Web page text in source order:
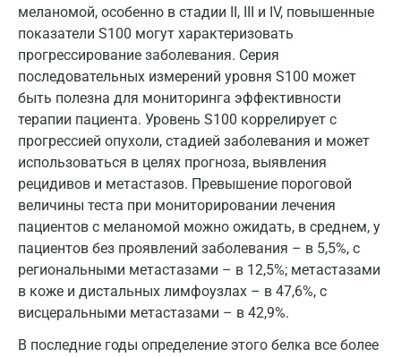
меланомой, особенно в стадии II, III и IV, повышенные
показатели S100 могут характеризовать
прогрессирование заболевания. Серия
последовательных измерений уровня S100 может
быть полезна для мониторинга эффективности
терапии пациента. Уровень S100 коррелирует с
прогрессией опухоли, стадией заболевания и может
использоваться в целях прогноза, выявления
рецидивов и метастазов. Превышение пороговой
величины теста при мониторировании лечения
пациентов с меланомой можно ожидать, в среднем, у
пациентов без проявлений заболевания – в 5,5%, с
региональными метастазами – в 12,5%; метастазами
в коже и дистальных лимфоузлах – в 47,6%, с
висцеральными метастазами – в 42,9%.
В последние годы определение этого белка все более
Екатеринбург
Жуковский
Звенигород
Зеленоград
Иваново
Ивантеевка
Ижевск
Истра
Йошкар-Ола
Калининград